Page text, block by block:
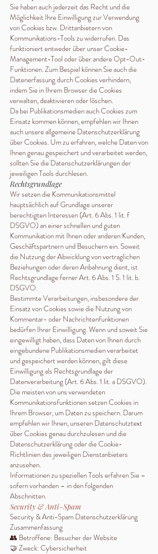
Sie haben auch jederzeit das Recht und die
Möglichkeit Ihre Einwilligung zur Verwendung
von Cookies bzw. Drittanbietern von
Kommunikations-Tools zu widerrufen. Das
funktioniert entweder über unser Cookie-
Management-Tool oder über andere Opt-Out-
Funktionen. Zum Bespiel können Sie auch die
Datenerfassung durch Cookies verhindern,
indem Sie in Ihrem Browser die Cookies
verwalten, deaktivieren oder löschen.
Da bei Publikationsmedien auch Cookies zum
Einsatz kommen können, empfehlen wir Ihnen
auch unsere allgemeine Datenschutzerklärung
über Cookies. Um zu erfahren, welche Daten von
Ihnen genau gespeichert und verarbeitet werden,
sollten Sie die Datenschutzerklärungen der
jeweiligen Tools durchlesen.
Rechtsgrundlage
Wir setzen die Kommunikationsmittel
hauptsächlich auf Grundlage unserer
berechtigten Interessen (Art. 6 Abs. 1 lit. f
DSGVO) an einer schnellen und guten
Kommunikation mit Ihnen oder anderen Kunden,
Geschäftspartnern und Besuchern ein. Soweit
die Nutzung der Abwicklung von vertraglichen
Beziehungen oder deren Anbahnung dient, ist
Rechtsgrundlage ferner Art. 6 Abs. 1 S. 1 lit. b.
DSGVO.
Bestimmte Verarbeitungen, insbesondere der
Einsatz von Cookies sowie die Nutzung von
Kommentar- oder Nachrichtenfunktionen
bedürfen Ihrer Einwilligung. Wenn und soweit Sie
eingewilligt haben, dass Daten von Ihnen durch
eingebundene Publikationsmedien verarbeitet
und gespeichert werden können, gilt diese
Einwilligung als Rechtsgrundlage der
Datenverarbeitung (Art. 6 Abs. 1 lit. a DSGVO).
Die meisten von uns verwendeten
Kommunikationsfunktionen setzen Cookies in
Ihrem Browser, um Daten zu speichern. Darum
empfehlen wir Ihnen, unseren Datenschutztext
über Cookies genau durchzulesen und die
Datenschutzerklärung oder die Cookie-
Richtlinien des jeweiligen Dienstanbieters
anzusehen.
Informationen zu speziellen Tools erfahren Sie –
sofern vorhanden – in den folgenden
Abschnitten.
Security & Anti-Spam
Security & Anti-Spam Datenschutzerklärung
Zusammenfassung
👥 Betroffene: Besucher der Website
🤝 Zweck: Cybersicherheit